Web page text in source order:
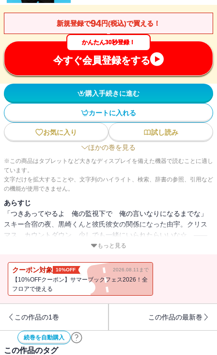
新規登録で94円(税込)で買える！
かんたん30秒登録！
今すぐ会員登録をする
購入手続きに進む
カートに入れる
お気に入り
試し読み
ほかの巻を見る
※この商品はタブレットなど大きなディスプレイを備えた機器で読むことに適し
ています。
文字だけを拡大することや、文字列のハイライト、検索、辞書の参照、引用など
の機能が使用できません。
あらすじ
「つきあってやるよ 俺の監視下で 俺の言いなりになるまでな」
スキー合宿の夜、黒崎くんと彼氏彼女の関係になった由宇。クリス
マス、カウントダウン、少しでも一緒にいられたらいいな☆ ――
と思ってたら、まさかの黒崎家で年越し!? 想像以上の大邸宅で、悪
もっと見る
クーポン対象 10%OFF 2026.08.11まで
【10%OFFクーポン】サマーブックフェス2026！全
フロアで使える
この作品の1巻 この作品の最新巻
続巻を自動購入
この作品のタグ